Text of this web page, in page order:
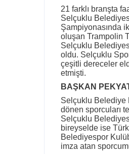
21 farklı branşta
Selçuklu
Şampiyonasında
oluşan Trampolin
Selçuklu
oldu. Selçuklu
çeşitli dereceler
etmişti.
BAŞKAN
Selçuklu Belediye
dönen sporcuları
Selçuklu
bireyselde ise
Belediyespor
imza atan